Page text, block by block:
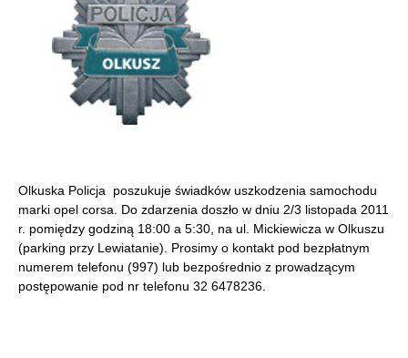
Olkuska Policja poszukuje świadków uszkodzenia samochodu
marki opel corsa. Do zdarzenia doszło w dniu 2/3 listopada 2011
r. pomiędzy godziną 18:00 a 5:30, na ul. Mickiewicza w Olkuszu
(parking przy Lewiatanie). Prosimy o kontakt pod bezpłatnym
numerem telefonu (997) lub bezpośrednio z prowadzącym
postępowanie pod nr telefonu 32 6478236.